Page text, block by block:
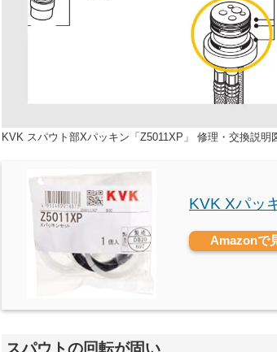
KVK スパウト部Xパッキン「Z5011XP」 修理・交換説明
KVK Xパッ
Amazonで
スパウトの回転が固い